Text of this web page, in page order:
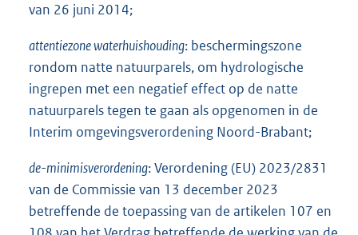
van 26 juni 2014;
attentiezone waterhuishouding: beschermingszone
rondom natte natuurparels, om hydrologische
ingrepen met een negatief effect op de natte
natuurparels tegen te gaan als opgenomen in de
Interim omgevingsverordening Noord-Brabant;
de-minimisverordening: Verordening (EU) 2023/2831
van de Commissie van 13 december 2023
betreffende de toepassing van de artikelen 107 en